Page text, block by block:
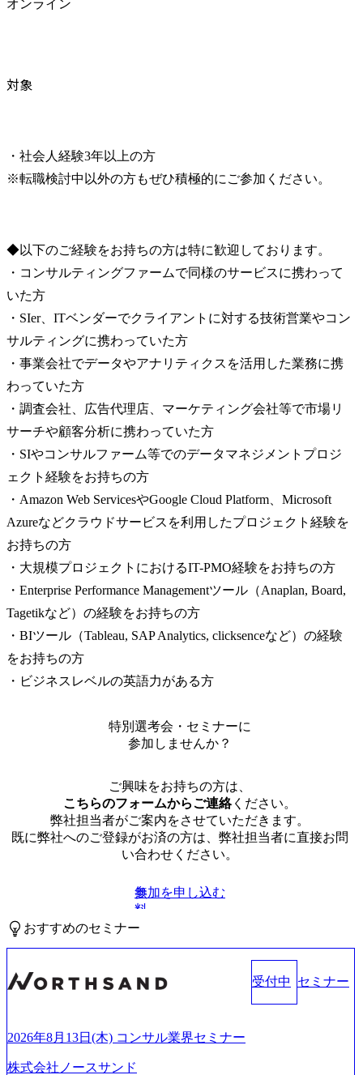
オンライン
対象
・社会人経験3年以上の方
※転職検討中以外の方もぜひ積極的にご参加ください。
◆以下のご経験をお持ちの方は特に歓迎しております。
・コンサルティングファームで同様のサービスに携わって
いた方
・SIer、ITベンダーでクライアントに対する技術営業やコン
サルティングに携わっていた方
・事業会社でデータやアナリティクスを活用した業務に携
わっていた方
・調査会社、広告代理店、マーケティング会社等で市場リ
サーチや顧客分析に携わっていた方
・SIやコンサルファーム等でのデータマネジメントプロジ
ェクト経験をお持ちの方
・Amazon Web ServicesやGoogle Cloud Platform、Microsoft
Azureなどクラウドサービスを利用したプロジェクト経験を
お持ちの方
・大規模プロジェクトにおけるIT-PMO経験をお持ちの方
・Enterprise Performance Managementツール（Anaplan, Board,
Tagetikなど）の経験をお持ちの方
・BIツール（Tableau, SAP Analytics, clicksenceなど）の経験
をお持ちの方
・ビジネスレベルの英語力がある方
特別選考会・セミナーに
参加しませんか？
ご興味をお持ちの方は、
こちらのフォームからご連絡ください。
弊社担当者がご案内をさせていただきます。
既に弊社へのご登録がお済の方は、弊社担当者に直接お問
い合わせください。
無
料
参加を申し込む
おすすめのセミナー
受付中 セミナー
2026年8月13日(木) コンサル業界セミナー
株式会社ノースサンド